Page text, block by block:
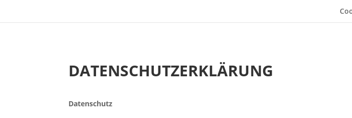
DATENSCHUTZERKLÄRUNG
Datenschutz